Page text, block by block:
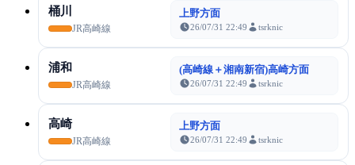
桶川
JR高崎線
上野方面
26/07/31 22:49 tsrknic
浦和
JR高崎線
(高崎線＋湘南新宿)高崎方面
26/07/31 22:49 tsrknic
高崎
JR高崎線
上野方面
26/07/31 22:49 tsrknic